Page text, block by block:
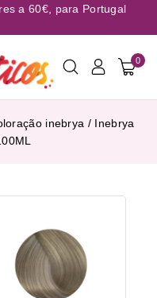
a 60€, para Portugal
0
inebrya / Inebrya